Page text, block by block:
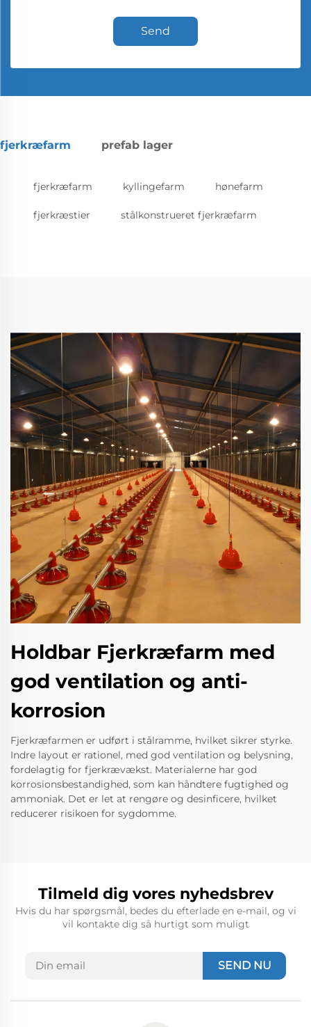
Send
fjerkræfarm prefab lager
fjerkræfarm kyllingefarm hønefarm
fjerkræstier stålkonstrueret fjerkræfarm
Holdbar Fjerkræfarm med
god ventilation og anti-
korrosion
Fjerkræfarmen er udført i stålramme, hvilket sikrer styrke.
Indre layout er rationel, med god ventilation og belysning,
fordelagtig for fjerkrævækst. Materialerne har god
korrosionsbestandighed, som kan håndtere fugtighed og
ammoniak. Det er let at rengøre og desinficere, hvilket
reducerer risikoen for sygdomme.
Tilmeld dig vores nyhedsbrev
Hvis du har spørgsmål, bedes du efterlade en e-mail, og vi
vil kontakte dig så hurtigt som muligt
SEND NU